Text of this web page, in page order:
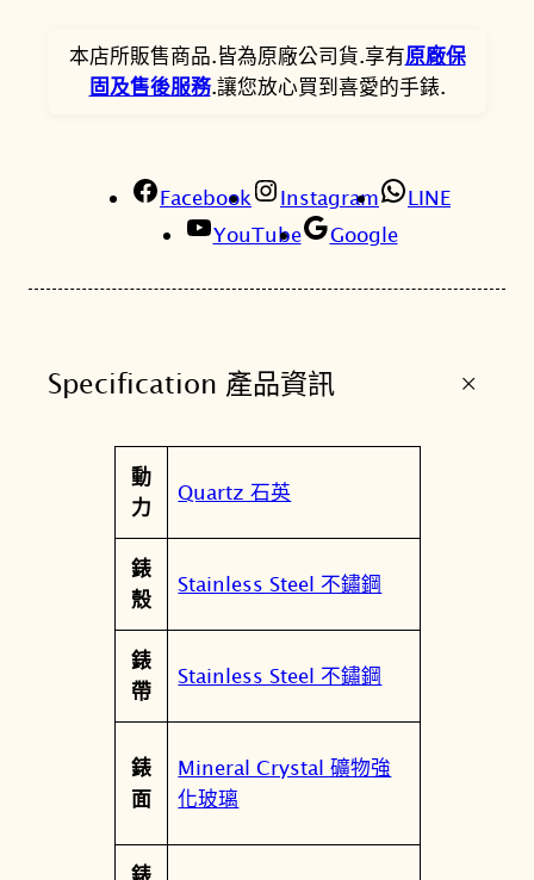
8
0
4
6
本店所販售商品.皆為原廠公司貨.享有原廠保
固及售後服務.讓您放心買到喜愛的手錶.
Facebook Instagram
LINE
YouTube
Google
Specification 產品資訊 +
屬
性
值
動
力
Quartz 石英
錶
殼
Stainless Steel 不鏽鋼
錶
帶
Stainless Steel 不鏽鋼
錶
面
Mineral Crystal 礦物強
化玻璃
錶